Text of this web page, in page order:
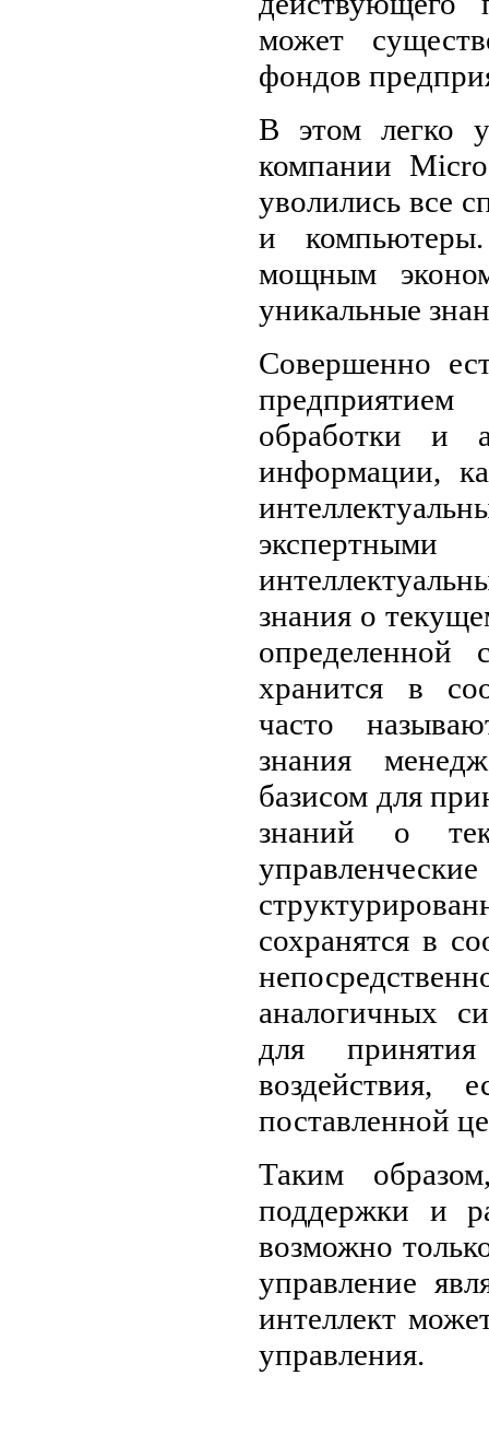
может
фондов
В этом легко
компании
уволились все
и
мощным
уникальные
Совершенно
обработки и
информации,
знания о
определенной
хранится в
часто
знания
базисом для
знаний о
сохранятся в
аналогичных
для принятия
воздействия,
поставленной
Таким
поддержки и
возможно
управление
интеллект
управления.